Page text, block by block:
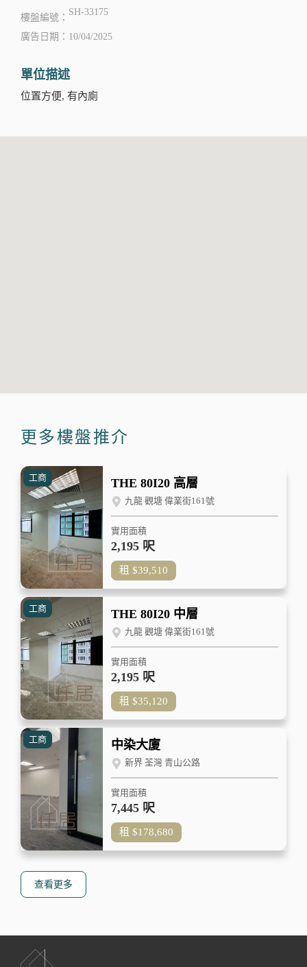
樓盤編號：
SH-33175
廣告日期：10/04/2025
單位描述
位置方便, 有內廁
更多樓盤推介
查看更多
工商 THE 80I20 高層
九龍 觀塘 偉業街161號
實用面積
2,195 呎
租 $39,510
工商 THE 80I20 中層
九龍 觀塘 偉業街161號
實用面積
2,195 呎
租 $35,120
工商 中染大廈
新界 荃灣 青山公路
實用面積
7,445 呎
租 $178,680